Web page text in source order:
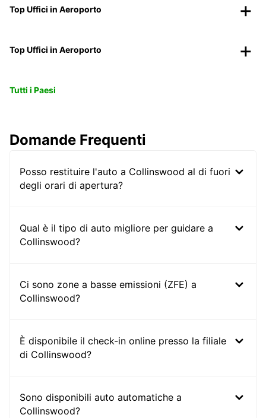
Top Uffici in Aeroporto
Top Uffici in Aeroporto
Tutti i Paesi
Domande Frequenti
Posso restituire l'auto a Collinswood al di fuori
degli orari di apertura?
Qual è il tipo di auto migliore per guidare a
Collinswood?
Ci sono zone a basse emissioni (ZFE) a
Collinswood?
È disponibile il check-in online presso la filiale
di Collinswood?
Sono disponibili auto automatiche a
Collinswood?